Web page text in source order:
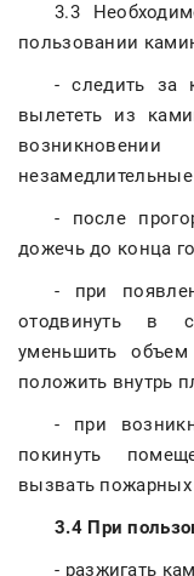
3.3
пользовании
- следить за
вылететь из
- после
дожечь до конца
- при
отодвинуть в
уменьшить
положить внутрь
- при
покинуть
вызвать пожарных
3.4 При
- разжигать